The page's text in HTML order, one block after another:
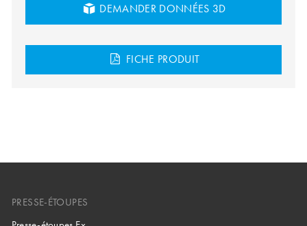
DEMANDER DONNÉES 3D
FICHE PRODUIT
PRESSE-ÉTOUPES